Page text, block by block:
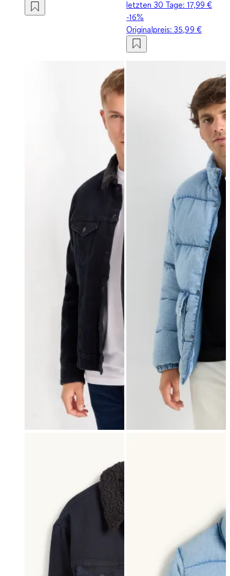
letzten 30 Tage:17,99 €
-16%
Originalpreis:35,99 €